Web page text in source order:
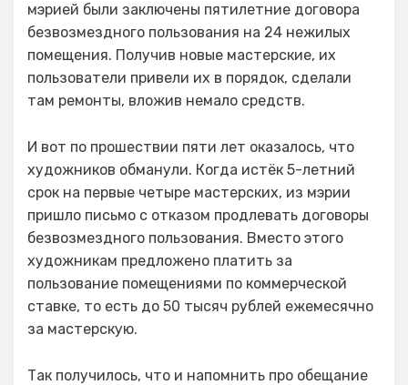
мэрией были заключены пятилетние договора
безвозмездного пользования на 24 нежилых
помещения. Получив новые мастерские, их
пользователи привели их в порядок, сделали
там ремонты, вложив немало средств.
И вот по прошествии пяти лет оказалось, что
художников обманули. Когда истёк 5-летний
срок на первые четыре мастерских, из мэрии
пришло письмо с отказом продлевать договоры
безвозмездного пользования. Вместо этого
художникам предложено платить за
пользование помещениями по коммерческой
ставке, то есть до 50 тысяч рублей ежемесячно
за мастерскую.
Так получилось, что и напомнить про обещание